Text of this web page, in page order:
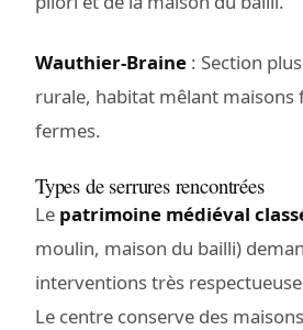
Wauthier-Braine : Section
rurale, habitat mêlant maisons
fermes.
Types de serrures rencontrées
Le patrimoine médiéval
moulin, maison du bailli)
interventions très
Le centre conserve des